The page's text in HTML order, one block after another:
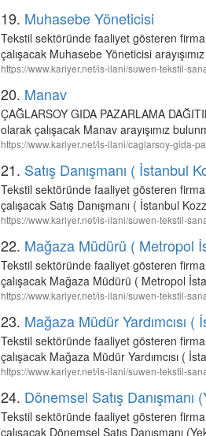
19. Muhasebe Yöneticisi
Tekstil sektöründe faaliyet gösteren
çalışacak Muhasebe Yöneticisi
https://www.kariyer.net/is-ilani/suwen-tekstil-
20. Manav
ÇAĞLARSOY GIDA PAZARLAMA
olarak çalışacak Manav arayışımız
https://www.kariyer.net/is-ilani/caglarsoy-gida-
21. Satış Danışmanı ( İstanbul
Tekstil sektöründe faaliyet gösteren
çalışacak Satış Danışmanı ( İstanbul
https://www.kariyer.net/is-ilani/suwen-tekstil-
22. Mağaza Müdürü ( Metropol
Tekstil sektöründe faaliyet gösteren
çalışacak Mağaza Müdürü ( Metropol
https://www.kariyer.net/is-ilani/suwen-tekstil-
23. Mağaza Müdür Yardımcısı
Tekstil sektöründe faaliyet gösteren
çalışacak Mağaza Müdür Yardımcısı (
https://www.kariyer.net/is-ilani/suwen-tekstil-
24. Dönemsel Satış
Tekstil sektöründe faaliyet gösteren
çalışacak Dönemsel Satış Danışmanı